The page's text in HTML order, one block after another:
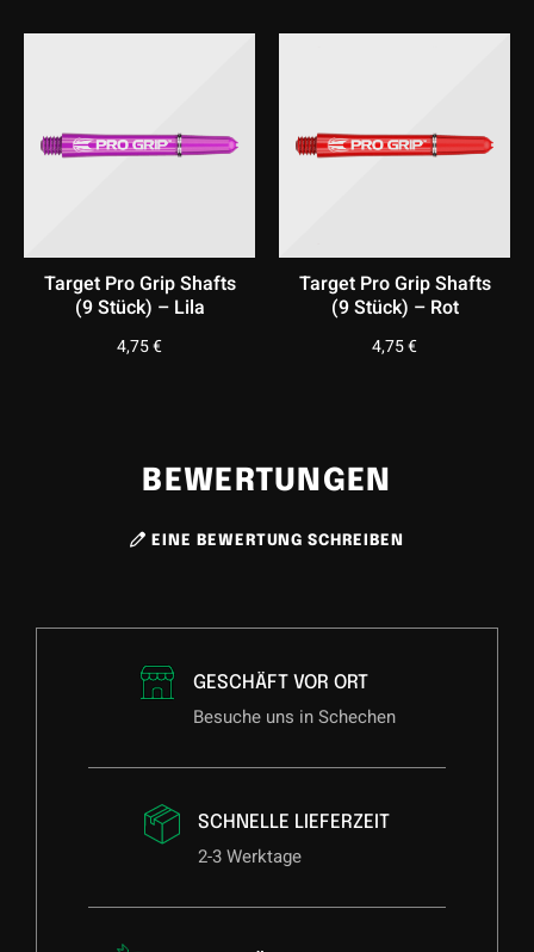
• Hersteller: Harrows
Target Pro Grip Shafts
(9 Stück) – Lila
4,75€
Target Pro Grip Shafts
(9 Stück) – Rot
4,75€
BEWERTUNGEN
EINE BEWERTUNG SCHREIBEN
GESCHÄFT VOR ORT
Besuche uns in Schechen
SCHNELLE LIEFERZEIT
2-3 Werktage